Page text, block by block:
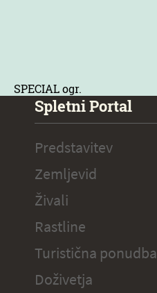
SPECIAL ogr.
Spletni Portal
Predstavitev
Zemljevid
Živali
Rastline
Turistična ponudba
Doživetja